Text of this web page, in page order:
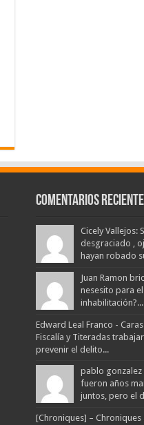
Comentarios
Cicely Vallejos:
desgraciado ,
hayan robado
Juan Ramon
nesesito para
inhabilitación?...
Edward Leal Franco -
Fiscalía y Titeradas
prevenir el delito...
pablo gonzalez
fueron años
juntos, pero el
[Chroniques] – Chroniques